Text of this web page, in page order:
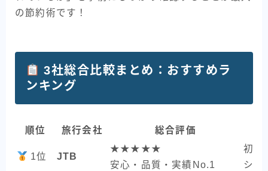
の節約術です！
3社総合比較まとめ：おすすめラ
ンキング
順位 旅行会社 総合評価
1位 JTB
★★★★★
安心・品質・実績No.1
初め
シニ